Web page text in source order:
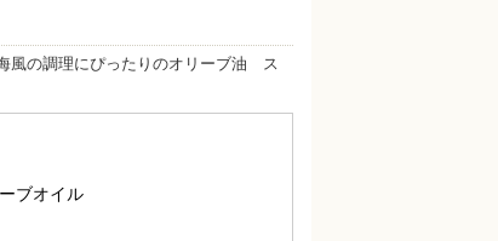
風の調理にぴったりのオリーブ油 ス
ブオイル